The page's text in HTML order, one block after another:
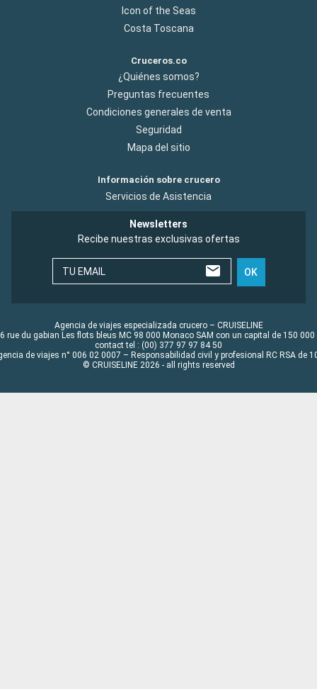
Icon of the Seas
Costa Toscana
Cruceros.co
¿Quiénes somos?
Preguntas frecuentes
Condiciones generales de venta
Seguridad
Mapa del sitio
Información sobre crucero
Servicios de Asistencia
Newsletters
Recibe nuestras exclusivas ofertas
TU EMAIL OK
Agencia de viajes especializada crucero – CRUISELINE
rue du gabian Les flots bleus MC 98 000 Monaco SAM con un capital de 150 000
contact tel : (00) 377 97 97 84 50
de viajes n° 006 02 0007 – Responsabilidad civil y profesional RC RSA de
© CRUISELINE 2026 - all rights reserved